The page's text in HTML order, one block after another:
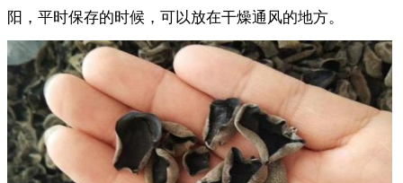
阳，平时保存的时候，可以放在干燥通风的地方。